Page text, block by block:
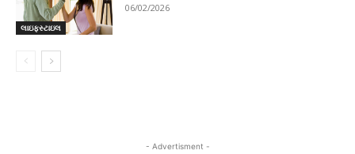
લાઇફસ્ટાઇલ
06/02/2026
- Advertisment -